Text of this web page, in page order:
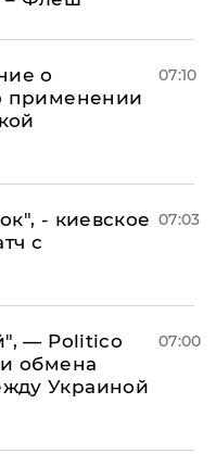
о
применении
07:10
- киевское
с
07:03
— Politico
обмена
Украиной
07:00